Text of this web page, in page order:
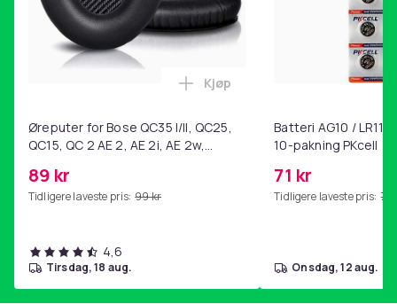
15. SHADOW OF THE WIND
16. EAR IN THE WALL
Artikkel nr.
1f123098-3dd3-423f-b0e9-2282009b4987
Produktsikkerhetsinformasjon
Øreputer for Bose QC35 I/II, QC25,
QC15, QC 2 AE 2, AE 2i, AE 2w,
89 kr
Tidligere laveste pris: 99 kr
Legg Øreputer for Bose QC35
Kjøp
4,6
tirsdag, 18 aug.
Batteri AG10 /
10-pakning PKcell
71 kr
Tidligere laveste pris: 76
onsdag, 12 aug.